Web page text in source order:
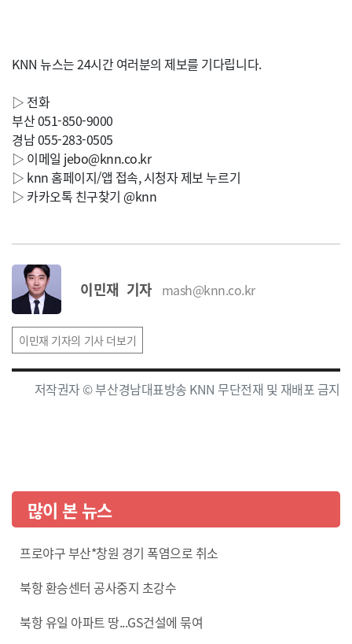
KNN 뉴스는 24시간 여러분의 제보를 기다립니다.
▷ 전화
부산 051-850-9000
경남 055-283-0505
▷ 이메일 jebo@knn.co.kr
▷ knn 홈페이지/앱 접속, 시청자 제보 누르기
▷ 카카오톡 친구찾기 @knn
이민재 기자 mash@knn.co.kr
이민재 기자의 기사 더보기
저작권자 © 부산경남대표방송 KNN 무단전재 및 재배포 금지
많이 본 뉴스
프로야구 부산*창원 경기 폭염으로 취소
북항 환승센터 공사중지 초강수
북항 유일 아파트 땅...GS건설에 묶여